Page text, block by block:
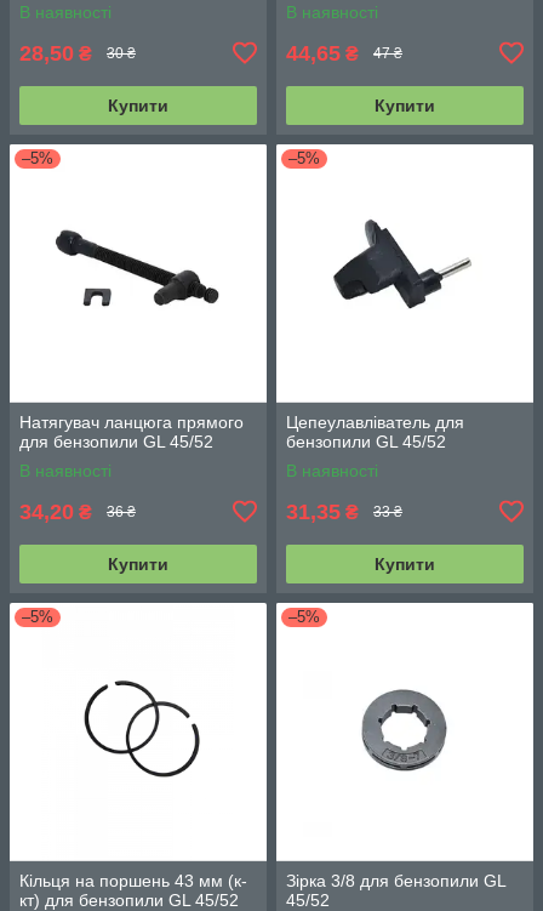
В наявності
28,50 ₴ 30 ₴
Купити
В наявності
44,65 ₴ 47 ₴
Купити
–5%
Натягувач ланцюга прямого
для бензопили GL 45/52
В наявності
34,20 ₴ 36 ₴
Купити
–5%
Цепеулавліватель для
бензопили GL 45/52
В наявності
31,35 ₴ 33 ₴
Купити
–5%
Кільця на поршень 43 мм (к-
кт) для бензопили GL 45/52
–5%
Зірка 3/8 для бензопили GL
45/52